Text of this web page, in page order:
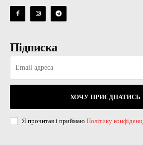
Підписка
ХОЧУ ПРИЄДНАТИСЬ
Я прочитав і приймаю Політику